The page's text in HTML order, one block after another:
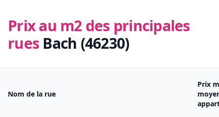
Prix au m2 des principales
rues Bach (46230)
Nom de la rue
Prix